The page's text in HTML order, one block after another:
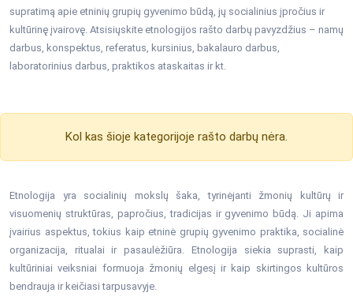
supratimą apie etninių grupių gyvenimo būdą, jų socialinius įpročius ir
kultūrinę įvairovę. Atsisiųskite etnologijos rašto darbų pavyzdžius – namų
darbus, konspektus, referatus, kursinius, bakalauro darbus,
laboratorinius darbus, praktikos ataskaitas ir kt.
Kol kas šioje kategorijoje rašto darbų nėra.
Etnologija yra socialinių mokslų šaka, tyrinėjanti žmonių kultūrų ir
visuomenių struktūras, papročius, tradicijas ir gyvenimo būdą. Ji apima
įvairius aspektus, tokius kaip etninė grupių gyvenimo praktika, socialinė
organizacija, ritualai ir pasaulėžiūra. Etnologija siekia suprasti, kaip
kultūriniai veiksniai formuoja žmonių elgesį ir kaip skirtingos kultūros
bendrauja ir keičiasi tarpusavyje.